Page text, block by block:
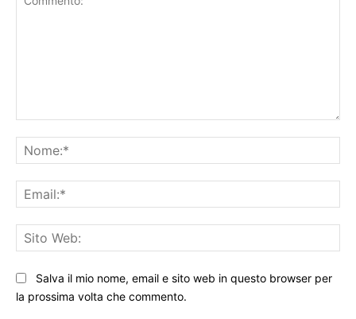
Salva il mio nome, email e sito web in questo browser per
la prossima volta che commento.